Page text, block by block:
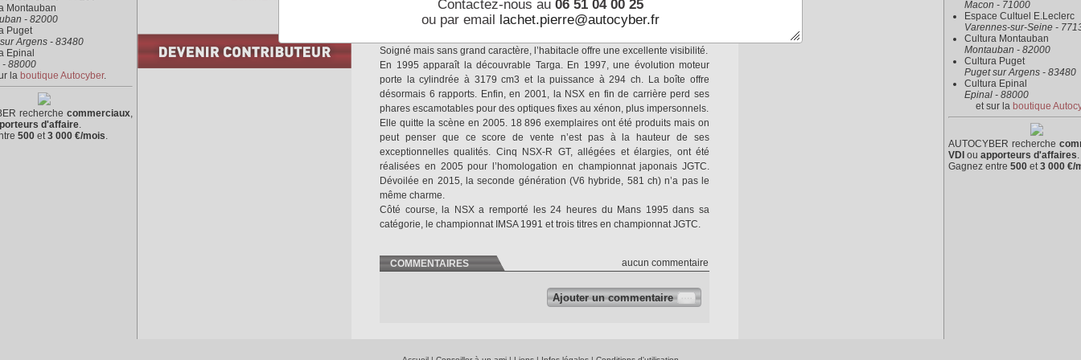
Il semblerait que les constructeurs de prestige aient été bluffés par la
technique et les performances de la NSX.
Soigné mais sans grand caractère, l’habitacle offre une excellente visibilité.
En 1995 apparaît la découvrable Targa. En 1997, une évolution moteur
porte la cylindrée à 3179 cm3 et la puissance à 294 ch. La boîte offre
désormais 6 rapports. Enfin, en 2001, la NSX en fin de carrière perd ses
phares escamotables pour des optiques fixes au xénon, plus impersonnels.
Elle quitte la scène en 2005. 18 896 exemplaires ont été produits mais on
peut penser que ce score de vente n’est pas à la hauteur de ses
exceptionnelles qualités. Cinq NSX-R GT, allégées et élargies, ont été
réalisées en 2005 pour l’homologation en championnat japonais JGTC.
Dévoilée en 2015, la seconde génération (V6 hybride, 581 ch) n’a pas le
même charme.
Côté course, la NSX a remporté les 24 heures du Mans 1995 dans sa
catégorie, le championnat IMSA 1991 et trois titres en championnat JGTC.
COMMENTAIRES aucun commentaire
Ajouter un commentaire
Montauban
- 82000
Puget
Argens - 83480
Epinal
- 88000
la boutique Autocyber.
recherche commerciaux,
d'affaire.
500 et3 000 €/mois.
Macon - 71000
Espace Cultuel E.Leclerc
Varennes-sur-Seine -
Cultura Montauban
Montauban - 82000
Cultura Puget
Puget sur Argens - 83480
Cultura Epinal
Epinal - 88000
et sur la boutique
AUTOCYBER recherche
VDI ou apporteurs d'affaires.
Gagnez entre 500 et3 000 €/
Contactez-nous au 06 51 04 00 25
ou par email lachet.pierre@autocyber.fr